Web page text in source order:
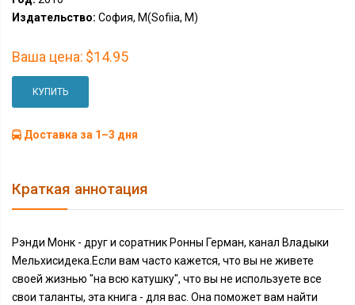
Издательство: София, М(Sofiia, M)
Ваша цена: $14.95
КУПИТЬ
Доставка за 1–3 дня
Краткая аннотация
Рэнди Монк - друг и соратник Ронны Герман, канал Владыки
Мельхисидека.Если вам часто кажется, что вы не живете
своей жизнью "на всю катушку", что вы не используете все
свои таланты, эта книга - для вас. Она поможет вам найти